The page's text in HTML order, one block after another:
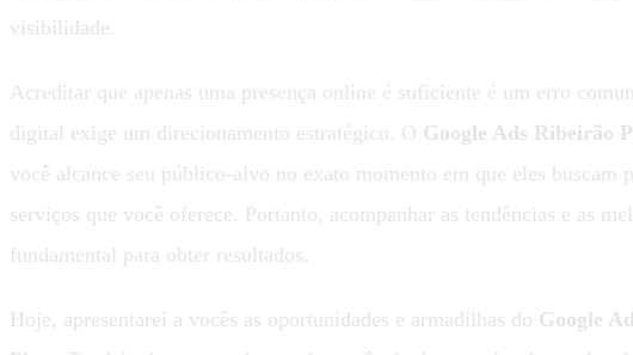
visibilidade.
Acreditar que apenas uma presença online é suficiente é um erro
digital exige um direcionamento estratégico. O Google Ads Ribeirão
você alcance seu público-alvo no exato momento em que eles buscam
serviços que você oferece. Portanto, acompanhar as tendências e as
fundamental para obter resultados.
Hoje, apresentarei a vocês as oportunidades e armadilhas do Google